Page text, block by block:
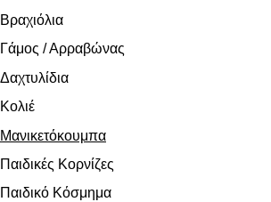
Βραχιόλια
Γάμος / Αρραβώνας
Δαχτυλίδια
Κολιέ
Μανικετόκουμπα
Παιδικές Κορνίζες
Παιδικό Κόσμημα